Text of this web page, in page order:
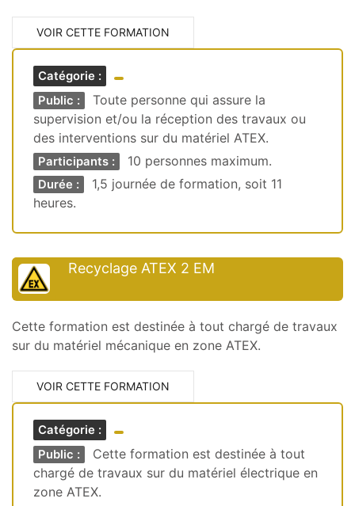
VOIR CETTE FORMATION
Catégorie :
Public :
Toute personne qui assure la
supervision et/ou la réception des travaux ou
des interventions sur du matériel ATEX.
Participants : 10 personnes maximum.
Durée :
1,5 journée de formation, soit 11
heures.
Recyclage ATEX 2 EM
Cette formation est destinée à tout chargé de travaux
sur du matériel mécanique en zone ATEX.
VOIR CETTE FORMATION
Catégorie :
Public :
Cette formation est destinée à tout
chargé de travaux sur du matériel électrique en
zone ATEX.